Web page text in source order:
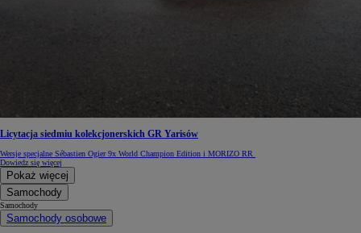
Licytacja siedmiu kolekcjonerskich GR Yarisów
Wersje specjalne Sébastien Ogier 9x World Champion Edition i MORIZO RR
Dowiedz się więcej
Pokaż więcej
Samochody
Samochody
Samochody osobowe